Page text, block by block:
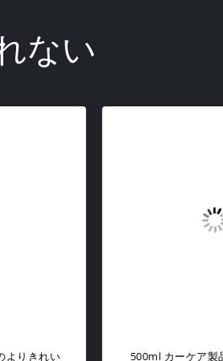
ない
れい 500ml カーケア製品 ウェ